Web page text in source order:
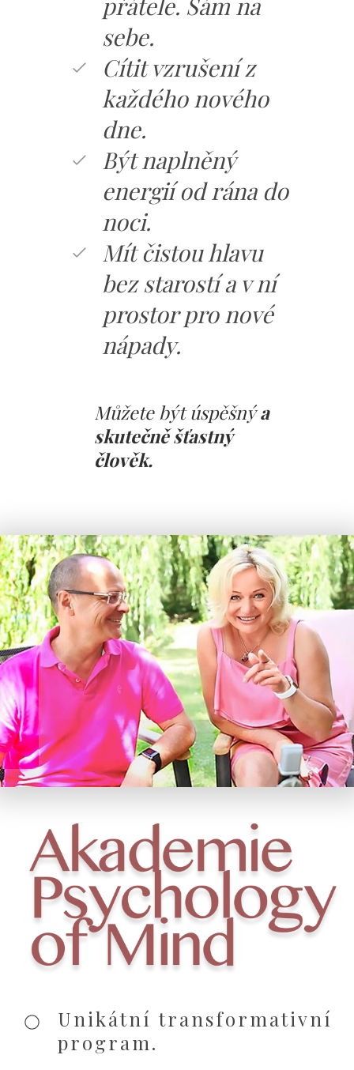
sebe.
Cítit vzrušení z
každého nového
dne.
Být naplněný
energií od rána do
noci.
Mít čistou hlavu
bez starostí a v ní
prostor pro nové
nápady.
Můžete být úspěšnýa
skutečně šťastný
člověk.
Unikátní transformativní
program.